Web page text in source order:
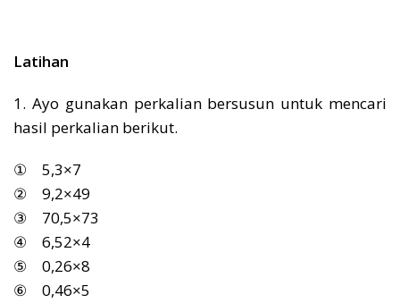
Latihan
1. Ayo gunakan perkalian bersusun untuk mencari
hasil perkalian berikut.
① 5,3×7
② 9,2×49
③ 70,5×73
④ 6,52×4
⑤ 0,26×8
⑥ 0,46×5